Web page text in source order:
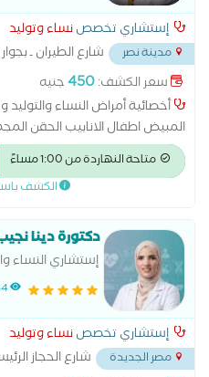
إستشاري تخصصنساء وتوليد
مدينة نصر شارع الطيران ـ
سعر الكشف:450جنيه
أخصائية أمراض النساء
الطبيعية الولادة القيصرية تحليل
ما قبل الولادة وبعدها سونار سونار
عمليات تجميل المهبل عملية
متاحة النهاردة من 1:00 مساءً
الكشف
دكتورة دينا
إستشاري النساء
ماستر نساء و
إستشاري تخصصنساء وتوليد
مصر الجديدة شارع الحجاز